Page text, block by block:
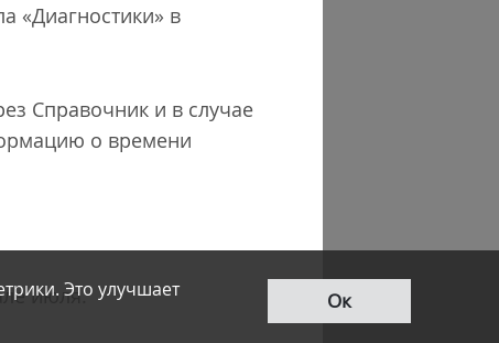
«Диагностики» в
Справочник и в случае
о времени
июля.Это улучшает
Ок